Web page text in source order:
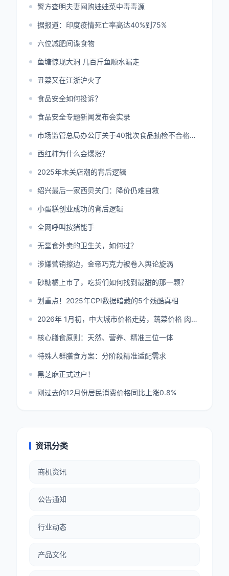
警方查明夫妻网购娃娃菜中毒毒源
据报道：印度疫情死亡率高达40%到75%
六位减肥间谍食物
鱼塘惊现大洞 几百斤鱼顺水漏走
丑菜又在江浙沪火了
食品安全如何投诉？
食品安全专题新闻发布会实录
市场监管总局办公厅关于40批次食品抽检不合格情况的通报
西红柿为什么会爆涨？
2025年末关店潮的背后逻辑
绍兴最后一家西贝关门：降价仍难自救
小蛋糕创业成功的背后逻辑
全网呼叫按猪能手
无堂食外卖的卫生关，如何过？
涉嫌营销擦边，金帝巧克力被卷入舆论旋涡
砂糖橘上市了，吃货们如何找到最甜的那一颗？
划重点！2025年CPI数据暗藏的5个残酷真相
2026年 1月初，中大城市价格走势，蔬菜价格 肉类价格
核心膳食原则：天然、营养、精准三位一体
特殊人群膳食方案：分阶段精准适配需求
黑芝麻正式过户！
刚过去的12月份居民消费价格同比上涨0.8%
资讯分类
商机资讯
公告通知
行业动态
产品文化